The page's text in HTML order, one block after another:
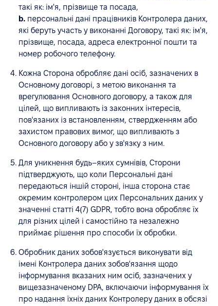
такі як: ім'я, прізвище та посада,
b. персональні дані працівників Контролера даних,
які беруть участь у виконанні Договору, такі як: ім'я,
прізвище, посада, адреса електронної пошти та
номер робочого телефону.
Кожна Сторона обробляє дані осіб, зазначених в
Основному договорі, з метою виконання та
врегулювання Основного договору, а також для
цілей, що випливають із законних інтересів,
пов'язаних із встановленням, ствердженням або
захистом правових вимог, що випливають з
Основного договору або у зв'язку з ним.
Для уникнення будь–яких сумнівів, Сторони
підтверджують, що коли Персональні дані
передаються іншій стороні, інша сторона стає
окремим контролером цих Персональних даних у
значенні статті 4(7) GDPR, тобто вона обробляє їх
для різних цілей і самостійно та незалежно
приймає рішення про способи їх обробки.
Обробник даних зобов'язується виконувати від
імені Контролера даних зобов'язання щодо
інформування вказаних ним осіб, зазначених у
вищезазначеному DPA, включаючи інформування їх
про надання їхніх даних Контролеру даних в обсязі